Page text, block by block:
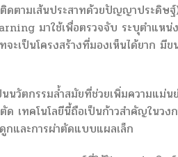
ตามเส้นประสาทด้วยปัญญาประดิษ
มาใช้เพื่อตรวจจับ ระบุตำแหน่ง
เป็นโครงสร้างที่มองเห็นได้ยาก มีข
นวัตกรรมล้ำสมัยที่ช่วยเพิ่มความแม่
เทคโนโลยีนี้ถือเป็นก้าวสำคัญในวง
กและการผ่าตัดแบบแผลเล็ก